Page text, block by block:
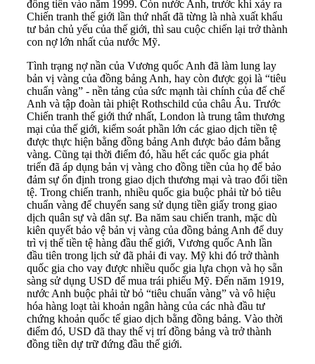
đồng tiền vào năm 1999. Còn nước Anh, trước khi xảy ra
Chiến tranh thế giới lần thứ nhất đã từng là nhà xuất khẩu
tư bản chủ yếu của thế giới, thì sau cuộc chiến lại trở thành
con nợ lớn nhất của nước Mỹ.
Tình trạng nợ nần của Vương quốc Anh đã làm lung lay
bản vị vàng của đồng bảng Anh, hay còn được gọi là “tiêu
chuẩn vàng” - nền tảng của sức mạnh tài chính của đế chế
Anh và tập đoàn tài phiệt Rothschild của châu Âu. Trước
Chiến tranh thế giới thứ nhất, London là trung tâm thương
mại của thế giới, kiểm soát phần lớn các giao dịch tiền tệ
được thực hiện bằng đồng bảng Anh được bảo đảm bằng
vàng. Cũng tại thời điểm đó, hầu hết các quốc gia phát
triển đã áp dụng bản vị vàng cho đồng tiền của họ để bảo
đảm sự ổn định trong giao dịch thương mại và trao đổi tiền
tệ. Trong chiến tranh, nhiều quốc gia buộc phải từ bỏ tiêu
chuẩn vàng để chuyển sang sử dụng tiền giấy trong giao
dịch quân sự và dân sự. Ba năm sau chiến tranh, mặc dù
kiên quyết bảo vệ bản vị vàng của đồng bảng Anh để duy
trì vị thế tiền tệ hàng đầu thế giới, Vương quốc Anh lần
đầu tiên trong lịch sử đã phải đi vay. Mỹ khi đó trở thành
quốc gia cho vay được nhiều quốc gia lựa chọn và họ sẵn
sàng sử dụng USD để mua trái phiếu Mỹ. Đến năm 1919,
nước Anh buộc phải từ bỏ “tiêu chuẩn vàng” và vô hiệu
hóa hàng loạt tài khoản ngân hàng của các nhà đầu tư
chứng khoản quốc tế giao dịch bằng đồng bảng. Vào thời
điểm đó, USD đã thay thế vị trí đồng bảng và trở thành
đồng tiền dự trữ đứng đầu thế giới.